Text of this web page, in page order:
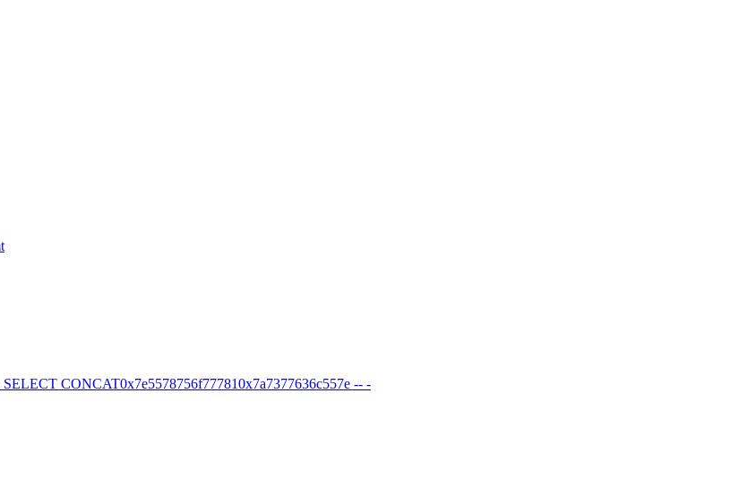
CONCAT0x7e5578756f777810x7a7377636c557e -- -